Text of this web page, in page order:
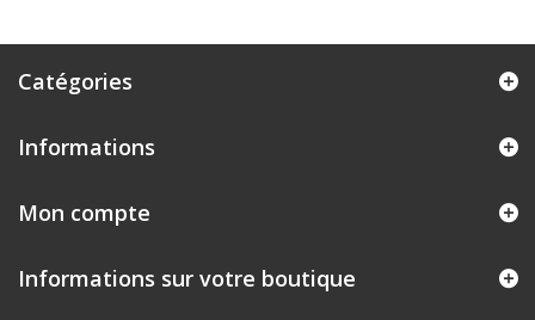
Catégories
Informations
Mon compte
Informations sur votre boutique